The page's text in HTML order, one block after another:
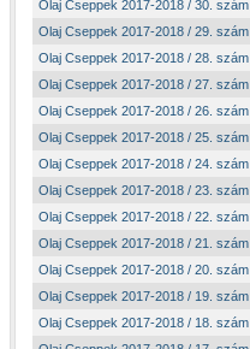
Olaj Cseppek 2017-2018 / 30. szám
Olaj Cseppek 2017-2018 / 29. szám
Olaj Cseppek 2017-2018 / 28. szám
Olaj Cseppek 2017-2018 / 27. szám
Olaj Cseppek 2017-2018 / 26. szám
Olaj Cseppek 2017-2018 / 25. szám
Olaj Cseppek 2017-2018 / 24. szám
Olaj Cseppek 2017-2018 / 23. szám
Olaj Cseppek 2017-2018 / 22. szám
Olaj Cseppek 2017-2018 / 21. szám
Olaj Cseppek 2017-2018 / 20. szám
Olaj Cseppek 2017-2018 / 19. szám
Olaj Cseppek 2017-2018 / 18. szám